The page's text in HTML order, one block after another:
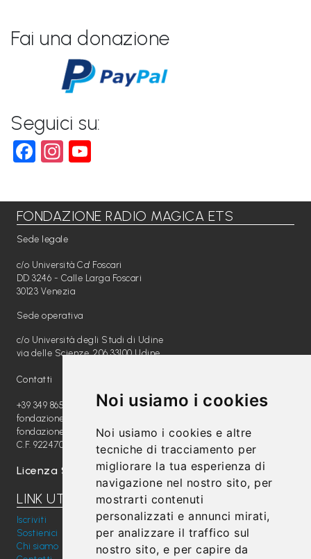
Noi usiamo i cookies
Noi usiamo i cookies e altre
tecniche di tracciamento per
migliorare la tua esperienza di
navigazione nel nostro sito, per
mostrarti contenuti
personalizzati e annunci mirati,
per analizzare il traffico sul
nostro sito, e per capire da
Fai una donazione
Seguici su:
Facebook
Instagram
FONDAZIONE RADIO MAGICA ETS
Sede legale
c/o Università Ca' Foscari
DD 3246 - Calle Larga Foscari
30123 Venezia
Sede operativa
c/o Università degli Studi di Udine
via delle Scienze, 206 33100 Udine
Contatti
+39 349 8654789
fondazione@radiomagica.org
fondazioneradiomagica@pec.it
C.F. 92247020289
Licenza SIAE: 202100000612
LINK UTILI
Iscriviti
Sostienici
Chi siamo